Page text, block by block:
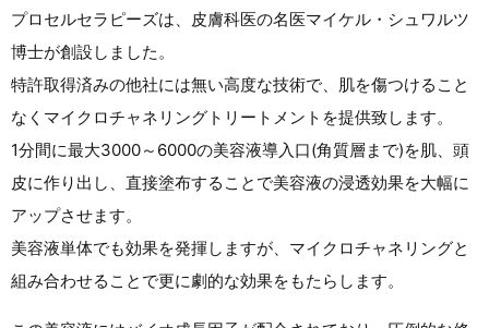
プロセルセラピーズは、皮膚科医の名医マイケル・シュワルツ
博士が創設しました。
特許取得済みの他社には無い高度な技術で、肌を傷つけること
なくマイクロチャネリングトリートメントを提供致します。
1分間に最大3000～6000の美容液導入口(角質層まで)を肌、頭
皮に作り出し、直接塗布することで美容液の浸透効果を大幅に
アップさせます。
美容液単体でも効果を発揮しますが、マイクロチャネリングと
組み合わせることで更に劇的な効果をもたらします。